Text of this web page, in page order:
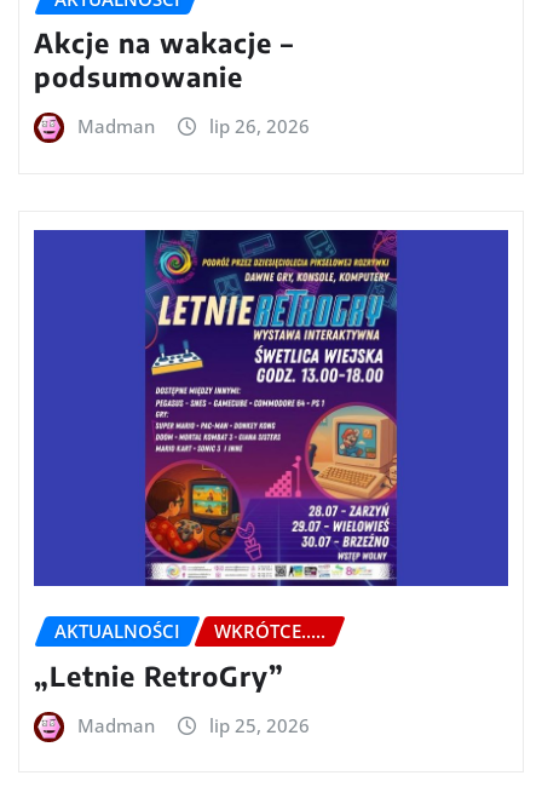
Akcje na wakacje –
podsumowanie
Madman lip 26, 2026
AKTUALNOŚCI WKRÓTCE.....
„Letnie RetroGry”
Madman lip 25, 2026